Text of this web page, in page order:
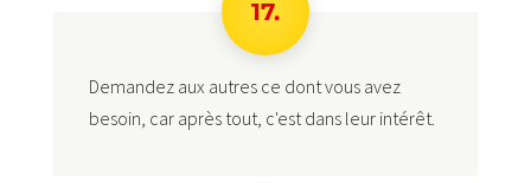
17.
Demandez aux autres ce dont vous avez
besoin, car après tout, c'est dans leur intérêt.